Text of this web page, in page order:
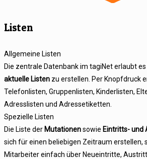
Listen
Allgemeine Listen
Die zentrale Datenbank im tagiNet erlaubt
aktuelle Listen zu erstellen. Per Knopfdruck
Telefonlisten, Gruppenlisten, Kinderlisten,
Adresslisten und Adressetiketten.
Spezielle Listen
Die Liste derMutationensowie Eintritts- und
sich für einen beliebigen Zeitraum erstellen,
Mitarbeiter einfach über Neueintritte,